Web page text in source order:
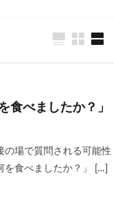
食べましたか？」
の場で質問される可能性
を食べましたか？」 […]